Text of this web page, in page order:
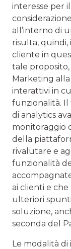
interesse per
all’interno di
risulta, quindi,
cliente in
tale
Marketing
interattivi in
funzionalità. Il
di analytics
monitoraggio
della
rivalutare e
funzionalità
ai clienti e che
ulteriori
soluzione,
seconda del
Le modalità di